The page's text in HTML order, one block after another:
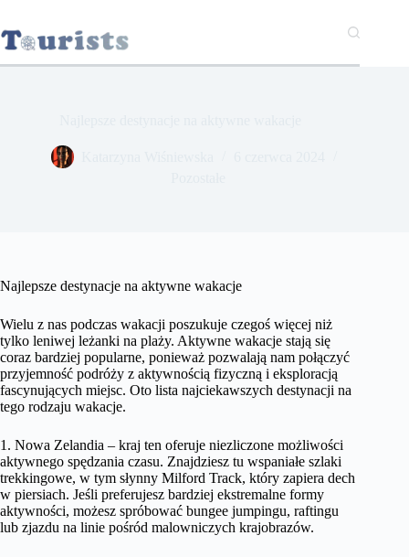
treści
Najlepsze destynacje na aktywne wakacje
Wielu z nas podczas wakacji poszukuje czegoś więcej niż
tylko leniwej leżanki na plaży. Aktywne wakacje stają się
coraz bardziej popularne, ponieważ pozwalają nam połączyć
przyjemność podróży z aktywnością fizyczną i eksploracją
fascynujących miejsc. Oto lista najciekawszych destynacji na
tego rodzaju wakacje.
1. Nowa Zelandia – kraj ten oferuje niezliczone możliwości
aktywnego spędzania czasu. Znajdziesz tu wspaniałe szlaki
trekkingowe, w tym słynny Milford Track, który zapiera dech
w piersiach. Jeśli preferujesz bardziej ekstremalne formy
aktywności, możesz spróbować bungee jumpingu, raftingu
lub zjazdu na linie pośród malowniczych krajobrazów.